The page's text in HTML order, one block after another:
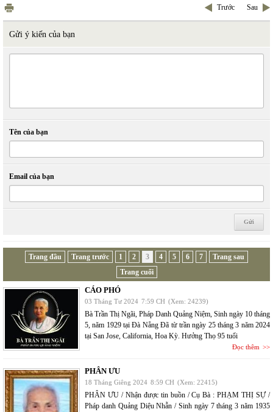
Trước Sau
Gửi ý kiến của bạn
Tên của bạn
Email của bạn
Trang đầu Trang trước 1 2 3 4 5 6 7
Trang sau
Trang cuối
CÁO PHÓ
03 Tháng Tư 2024 7:59 CH (Xem: 24239)
Bà Trần Thị Ngãi, Pháp Danh Quảng Niệm, Sinh ngày 10 tháng
5, năm 1929 tại Đà Nẵng Đã từ trần ngày 25 tháng 3 năm 2024
tại San Jose, California, Hoa Kỳ. Hưởng Thọ 95 tuổi
Đọc thêm
PHÂN ƯU
18 Tháng Giêng 2024 8:59 CH (Xem: 22415)
PHÂN ƯU / Nhận được tin buồn / Cụ Bà : PHẠM THỊ SỰ /
Pháp danh Quảng Diệu Nhẫn / Sinh ngày 7 tháng 3 năm 1935